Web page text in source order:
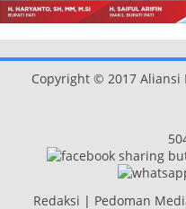
Copyright © 2017 Aliansi
Redaksi | Pedoman